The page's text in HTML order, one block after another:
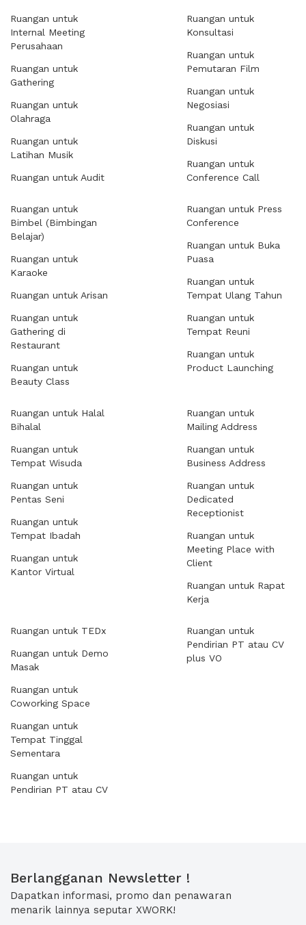
Ruangan untuk
Internal Meeting
Perusahaan
Ruangan untuk
Gathering
Ruangan untuk
Olahraga
Ruangan untuk
Latihan Musik
Ruangan untuk Audit
Ruangan untuk
Konsultasi
Ruangan untuk
Pemutaran Film
Ruangan untuk
Negosiasi
Ruangan untuk
Diskusi
Ruangan untuk
Conference Call
Ruangan untuk
Bimbel (Bimbingan
Belajar)
Ruangan untuk
Karaoke
Ruangan untuk Arisan
Ruangan untuk
Gathering di
Restaurant
Ruangan untuk
Beauty Class
Ruangan untuk Press
Conference
Ruangan untuk Buka
Puasa
Ruangan untuk
Tempat Ulang Tahun
Ruangan untuk
Tempat Reuni
Ruangan untuk
Product Launching
Ruangan untuk Halal
Bihalal
Ruangan untuk
Tempat Wisuda
Ruangan untuk
Pentas Seni
Ruangan untuk
Tempat Ibadah
Ruangan untuk
Kantor Virtual
Ruangan untuk
Mailing Address
Ruangan untuk
Business Address
Ruangan untuk
Dedicated
Receptionist
Ruangan untuk
Meeting Place with
Client
Ruangan untuk Rapat
Kerja
Ruangan untuk TEDx
Ruangan untuk Demo
Masak
Ruangan untuk
Coworking Space
Ruangan untuk
Tempat Tinggal
Sementara
Ruangan untuk
Pendirian PT atau CV
Ruangan untuk
Pendirian PT atau CV
plus VO
Berlangganan Newsletter !
Dapatkan informasi, promo dan penawaran
menarik lainnya seputar XWORK!